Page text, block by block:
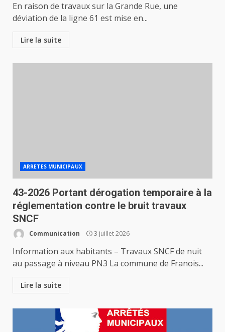
En raison de travaux sur la Grande Rue, une
déviation de la ligne 61 est mise en...
Lire la suite
ARRETES MUNICIPAUX
43-2026 Portant dérogation temporaire à la
réglementation contre le bruit travaux
SNCF
Communication 3 juillet 2026
Information aux habitants – Travaux SNCF de nuit
au passage à niveau PN3 La commune de Franois...
Lire la suite